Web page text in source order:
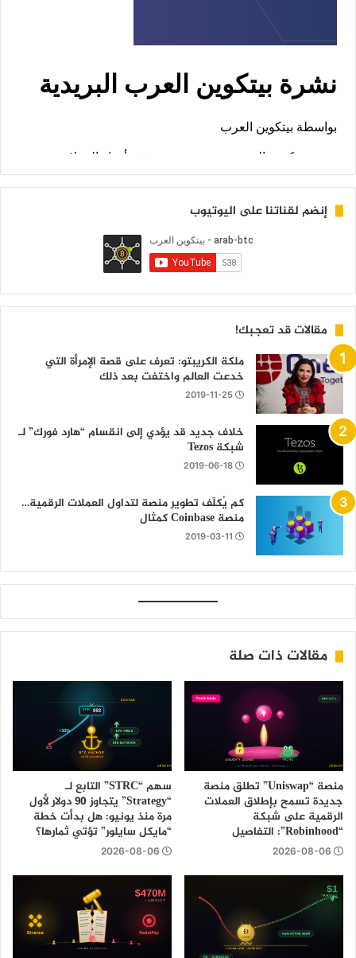
إنضم لقناتنا على اليوتيوب
مقالات قد تعجبك!
ملكة الكريبتو: تعرف على قصة الإمرأة التي
خدعت العالم واختفت بعد ذلك
2019-11-25
خلاف جديد قد يؤدي إلى انقسام “هارد فورك” لـ
شبكة Tezos
2019-06-18
كم يُكلّف تطوير منصة لتداول العملات الرقمية…
منصة Coinbase كمثال
2019-03-11
مقالات ذات صلة
منصة “Uniswap” تطلق منصة
جديدة تسمح بإطلاق العملات
الرقمية على شبكة
“Robinhood”: التفاصيل
2026-08-06
سهم “STRC” التابع لـ
“Strategy” يتجاوز 90 دولار لأول
مرة منذ يونيو: هل بدأت خطة
“مايكل سايلور” تؤتي ثمارها؟
2026-08-06